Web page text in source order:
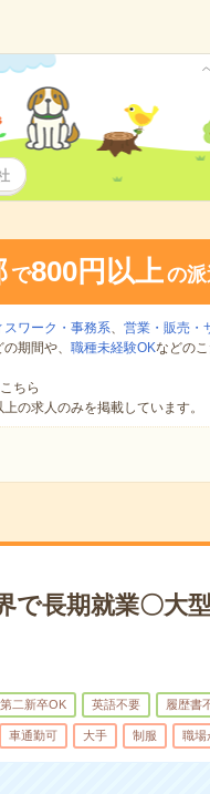
で800円以上の
スワーク・事務系、 営業・販売・
期間や、 職種未経験OKなどの
ちら
の求人のみを掲載しています。
で長期就業〇大
二新卒OK 英語不要 履歴書
車通勤可 大手 制服 職場